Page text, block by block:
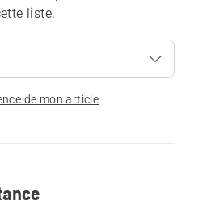
liste.
de mon article